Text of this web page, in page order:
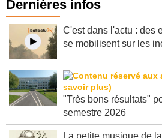
Dernières infos
C'est dans l'actu : des
"Très bons résultats"